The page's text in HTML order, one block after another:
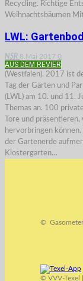
Recycling. Richtige
Weihnachtsbäumen
LWL:
NSR 8.Mai 2017 0
AUS DEM REVIER
(Westfalen). 2017 ist
Tag der Gärten und
(LWL) am 10. und 11.
Themas an. 100
Tore und
hervorbringen
der Gartenerde
Klostergarten…
©
© VVV-Texel